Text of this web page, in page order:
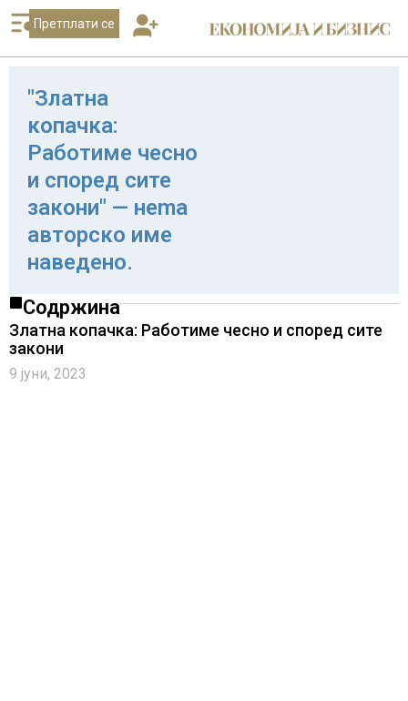
Претплати се
"Златна
копачка:
Работиме чесно
и според сите
закони" — нema
авторско име
наведено.
Содржина
Златна копачка: Работиме чесно и според сите
закони
9 јуни, 2023